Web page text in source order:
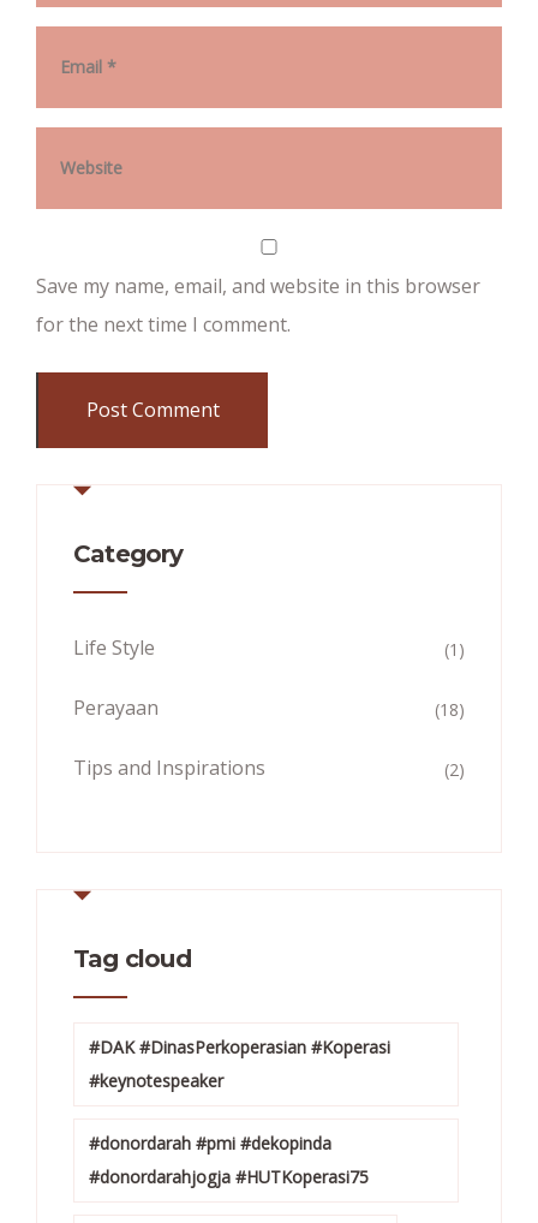
Save my name, email, and website in this browser
for the next time I comment.
Category
Life Style (1)
Perayaan (18)
Tips and Inspirations (2)
Tag cloud
#DAK #DinasPerkoperasian #Koperasi
#keynotespeaker
#donordarah #pmi #dekopinda
#donordarahjogja #HUTKoperasi75